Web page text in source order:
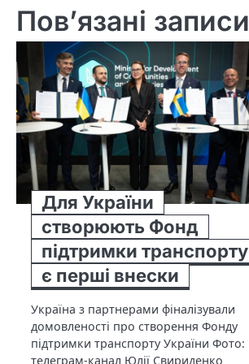
Пов’язані записи
Для України
створюють Фонд
підтримки транспорту
є перші внески
Україна з партнерами фіналізували
домовленості про створення Фонду
підтримки транспорту України Фото:
телеграм-канал Юлії Свириденко